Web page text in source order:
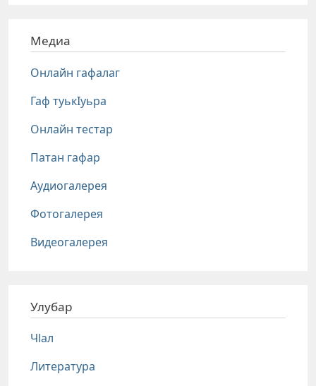
Медиа
Онлайн гафалаг
Гаф туькIуьра
Онлайн тестар
Патан гафар
Аудиогалерея
Фотогалерея
Видеогалерея
Улубар
Чlал
Литература